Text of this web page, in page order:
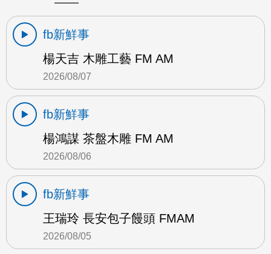
fb新鮮事
楊天吉 木雕工藝 FM AM
2026/08/07
fb新鮮事
楊鴻謀 茶盤木雕 FM AM
2026/08/06
fb新鮮事
王瑞玲 長安包子饅頭 FMAM
2026/08/05